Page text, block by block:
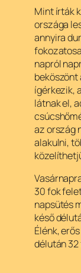
Mint írták
országa
annyira
napról
beköszönt
ígérkezik,
látnak el,
az ország
alakulni,
30 fok
napsütés
késő
Élénk,
délután